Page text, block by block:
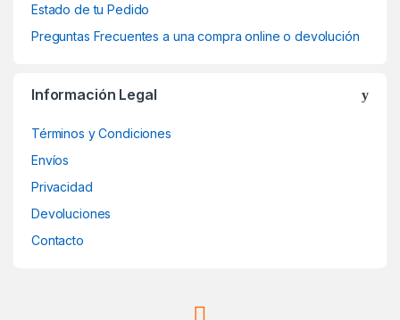
Estado de tu Pedido
Preguntas Frecuentes a una compra online o devolución
Información Legal
Términos y Condiciones
Envíos
Privacidad
Devoluciones
Contacto